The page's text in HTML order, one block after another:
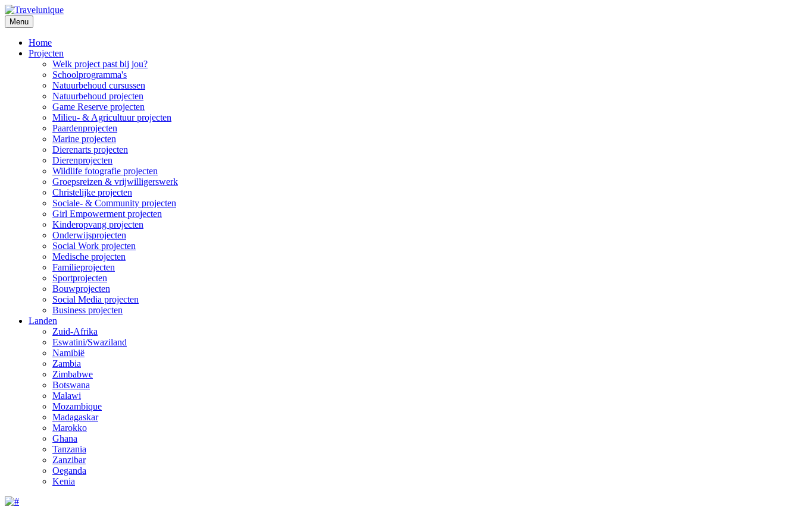
Menu
Home
Projecten
Welk project past bij jou?
Schoolprogramma's
Natuurbehoud cursussen
Natuurbehoud projecten
Game Reserve projecten
Milieu- & Agricultuur projecten
Paardenprojecten
Marine projecten
Dierenarts projecten
Dierenprojecten
Wildlife fotografie projecten
Groepsreizen & vrijwilligerswerk
Christelijke projecten
Sociale- & Community projecten
Girl Empowerment projecten
Kinderopvang projecten
Onderwijsprojecten
Social Work projecten
Medische projecten
Familieprojecten
Sportprojecten
Bouwprojecten
Social Media projecten
Business projecten
Landen
Zuid-Afrika
Eswatini/Swaziland
Namibië
Zambia
Zimbabwe
Botswana
Malawi
Mozambique
Madagaskar
Marokko
Ghana
Tanzania
Zanzibar
Oeganda
Kenia